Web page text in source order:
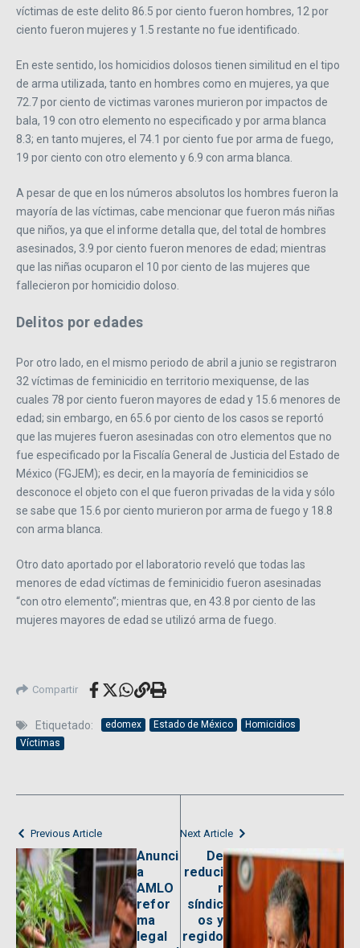
víctimas de este delito 86.5 por ciento fueron hombres, 12 por
ciento fueron mujeres y 1.5 restante no fue identificado.
En este sentido, los homicidios dolosos tienen similitud en el tipo
de arma utilizada, tanto en hombres como en mujeres, ya que
72.7 por ciento de victimas varones murieron por impactos de
bala, 19 con otro elemento no especificado y por arma blanca
8.3; en tanto mujeres, el 74.1 por ciento fue por arma de fuego,
19 por ciento con otro elemento y 6.9 con arma blanca.
A pesar de que en los números absolutos los hombres fueron la
mayoría de las víctimas, cabe mencionar que fueron más niñas
que niños, ya que el informe detalla que, del total de hombres
asesinados, 3.9 por ciento fueron menores de edad; mientras
que las niñas ocuparon el 10 por ciento de las mujeres que
fallecieron por homicidio doloso.
Delitos por edades
Por otro lado, en el mismo periodo de abril a junio se registraron
32 víctimas de feminicidio en territorio mexiquense, de las
cuales 78 por ciento fueron mayores de edad y 15.6 menores de
edad; sin embargo, en 65.6 por ciento de los casos se reportó
que las mujeres fueron asesinadas con otro elementos que no
fue especificado por la Fiscalía General de Justicia del Estado de
México (FGJEM); es decir, en la mayoría de feminicidios se
desconoce el objeto con el que fueron privadas de la vida y sólo
se sabe que 15.6 por ciento murieron por arma de fuego y 18.8
con arma blanca.
Otro dato aportado por el laboratorio reveló que todas las
menores de edad víctimas de feminicidio fueron asesinadas
“con otro elemento”; mientras que, en 43.8 por ciento de las
mujeres mayores de edad se utilizó arma de fuego.
Compartir
Etiquetado: edomex Estado de México
Homicidios
Víctimas
Previous Article
Anunci
a
AMLO
refor
ma
legal
Next Article
De
reduci
r
síndic
os y
regido